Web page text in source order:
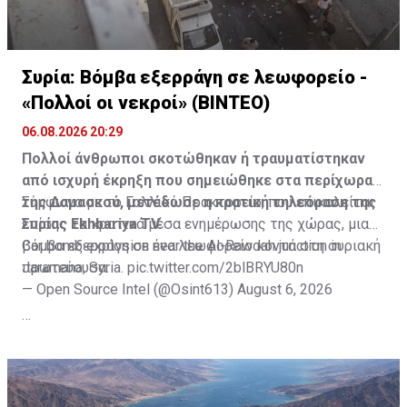
Συρία: Βόμβα εξερράγη σε λεωφορείο -
«Πολλοί οι νεκροί» (ΒΙΝΤΕΟ)
06.08.2026 20:29
Πολλοί άνθρωποι σκοτώθηκαν ή τραυματίστηκαν
από ισχυρή έκρηξη που σημειώθηκε στα περίχωρα
της Δαμασκού, μετέδωσε η κρατική τηλεόραση της
Συρίας Ekhbariya TV.
Σύμφωνα με το Γαλλικό Πρακτορείο, που επικαλείται
επίσης τα κρατικά μέσα ενημέρωσης της χώρας, μια
βόμβα εξερράγη σε ένα λεωφορείο κοντά στη συριακή
πρωτεύουσα.
Car bomb explosion near the Al-Rawdah junction in
Jaramana, Syria. pic.twitter.com/2blBRYU80n
— Open Source Intel (@Osint613) August 6, 2026